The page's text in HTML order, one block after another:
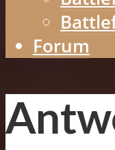
Forum